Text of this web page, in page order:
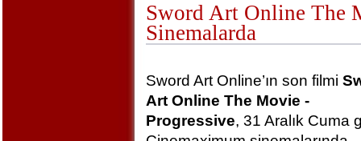
Sword Art Online The
Sinemalarda
Sword Art Online’ın son filmi
Art Online The Movie -
Progressive, 31 Aralık Cuma